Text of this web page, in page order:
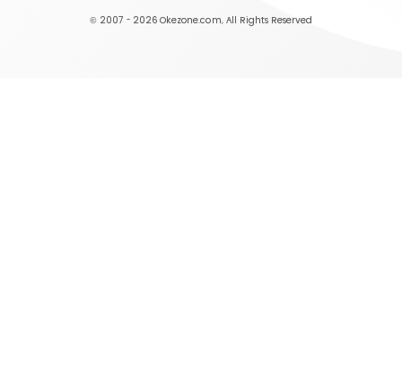
© 2007 - 2026 Okezone.com, All Rights Reserved